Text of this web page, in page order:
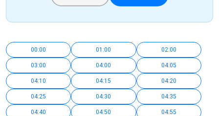
00:00 01:00 02:00
03:00 04:00 04:05
04:10 04:15 04:20
04:25 04:30 04:35
04:40 04:50 04:55